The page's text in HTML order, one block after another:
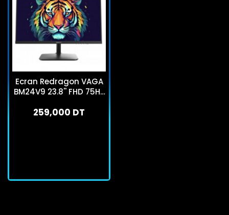
Ecran Redragon VAGA
BM24V9 23.8'' FHD 75Hz
259,000 DT